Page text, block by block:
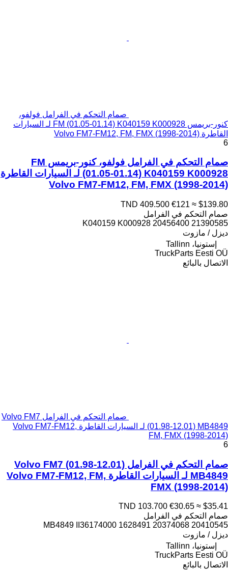
صمام التحكم في الفرامل فولفو،
كنور-بريمس FM (01.05-01.14) K040159 K000928 لـ السيارات
القاطرة Volvo FM7-FM12, FM, FMX (1998-2014)
6
صمام التحكم في الفرامل فولفو، كنور-بريمس FM
(01.05-01.14) K040159 K000928 لـ السيارات القاطرة
Volvo FM7-FM12, FM, FMX (1998-2014)
TND 409.500 €121 ≈ $139.80
صمام التحكم في الفرامل
K040159 K000928 20456400 21390585
ديزل / مازوت
إستونيا، Tallinn
TruckParts Eesti OÜ
الاتصال بالبائع
صمام التحكم في الفرامل Volvo FM7
(01.98-12.01) MB4849 لـ السيارات القاطرة Volvo FM7-FM12,
FM, FMX (1998-2014)
6
صمام التحكم في الفرامل Volvo FM7 (01.98-12.01)
MB4849 لـ السيارات القاطرة Volvo FM7-FM12, FM,
FMX (1998-2014)
TND 103.700 €30.65 ≈ $35.41
صمام التحكم في الفرامل
MB4849 II36174000 1628491 20374068 20410545
ديزل / مازوت
إستونيا، Tallinn
TruckParts Eesti OÜ
الاتصال بالبائع